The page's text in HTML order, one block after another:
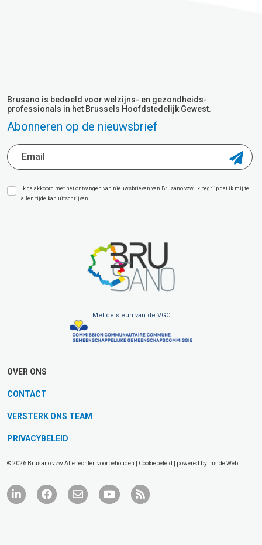
Brusano is bedoeld voor welzijns- en gezondheids-
professionals in het Brussels Hoofdstedelijk Gewest.
Abonneren op de nieuwsbrief
Ik ga akkoord met het ontvangen van nieuwsbrieven van Brusano vzw. Ik begrijp dat ik mij te
allen tijde kan uitschrijven.
Met de steun van de VGC
OVER ONS
CONTACT
VERSTERK ONS TEAM
PRIVACYBELEID
© 2026 Brusano vzw Alle rechten voorbehouden | Cookiebeleid | powered by Inside Web